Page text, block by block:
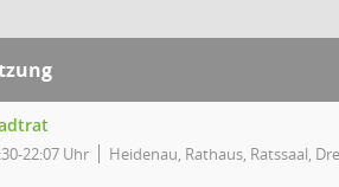
22:07 Uhr Heidenau, Rathaus, Ratssaal,